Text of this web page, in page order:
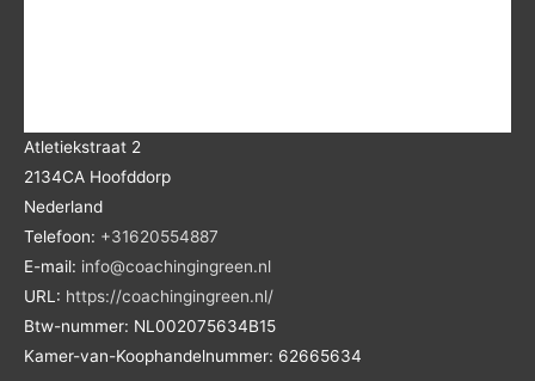
Atletiekstraat 2
2134CA Hoofddorp
Nederland
Telefoon: +31620554887
E-mail: info@coachingingreen.nl
URL: https://coachingingreen.nl/
Btw-nummer: NL002075634B15
Kamer-van-Koophandelnummer: 62665634